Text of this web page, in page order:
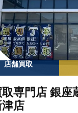
店舗買取
専門店 銀座
店